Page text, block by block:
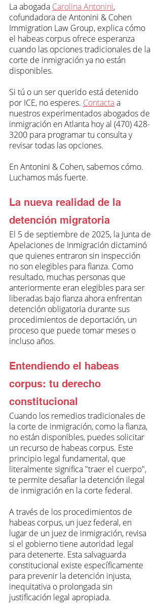
La abogada Carolina Antonini,
cofundadora de Antonini & Cohen
Immigration Law Group, explica cómo
el habeas corpus ofrece esperanza
cuando las opciones tradicionales de la
corte de inmigración ya no están
disponibles.
Si tú o un ser querido está detenido
por ICE, no esperes. Contacta a
nuestros experimentados abogados de
inmigración en Atlanta hoy al (470) 428-
3200 para programar tu consulta y
revisar todas las opciones.
En Antonini & Cohen, sabemos cómo.
Luchamos más fuerte.
La nueva realidad de la
detención migratoria
El 5 de septiembre de 2025, la Junta de
Apelaciones de Inmigración dictaminó
que quienes entraron sin inspección
no son elegibles para fianza. Como
resultado, muchas personas que
anteriormente eran elegibles para ser
liberadas bajo fianza ahora enfrentan
detención obligatoria durante sus
procedimientos de deportación, un
proceso que puede tomar meses o
incluso años.
Entendiendo el habeas
corpus: tu derecho
constitucional
Cuando los remedios tradicionales de
la corte de inmigración, como la fianza,
no están disponibles, puedes solicitar
un recurso de habeas corpus. Este
principio legal fundamental, que
literalmente significa "traer el cuerpo",
te permite desafiar la detención ilegal
de inmigración en la corte federal.
A través de los procedimientos de
habeas corpus, un juez federal, en
lugar de un juez de inmigración, revisa
si el gobierno tiene autoridad legal
para detenerte. Esta salvaguarda
constitucional existe específicamente
para prevenir la detención injusta,
inequitativa o prolongada sin
justificación legal apropiada.